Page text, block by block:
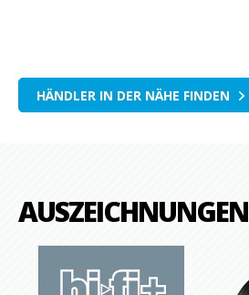
HÄNDLER IN DER NÄHE FINDEN
AUSZEICHNUNGEN